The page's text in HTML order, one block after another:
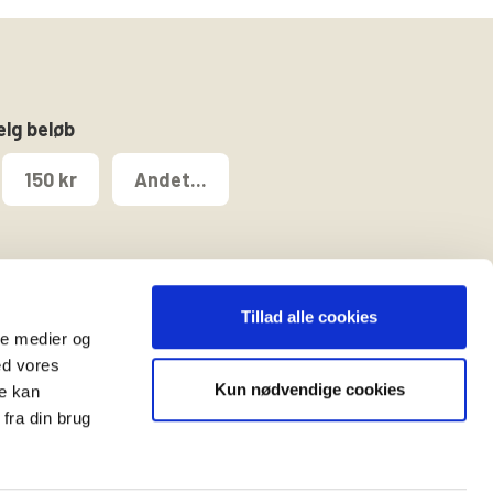
medier og
vores
kan
din brug
Tillad alle cookies
Kun nødvendige cookies
beløb
150 kr Andet...